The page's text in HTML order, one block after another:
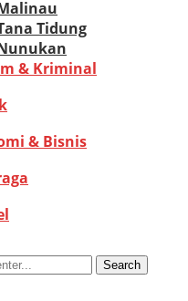
Tidung
& Kriminal
& Bisnis
Search